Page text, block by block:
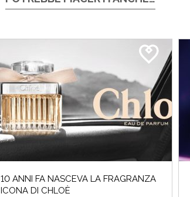
10 ANNI FA NASCEVA LA FRAGRANZA
ICONA DI CHLOÈ